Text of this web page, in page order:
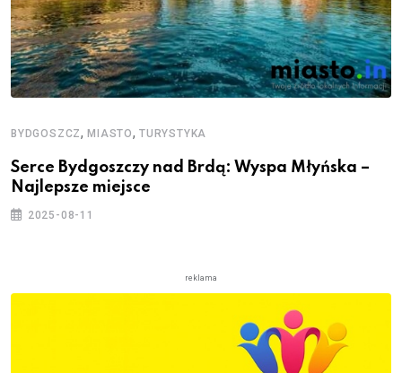
BYDGOSZCZ,MIASTO,TURYSTYKA
Serce Bydgoszczy nad Brdą: Wyspa Młyńska –
Najlepsze miejsce
2025-08-11
reklama